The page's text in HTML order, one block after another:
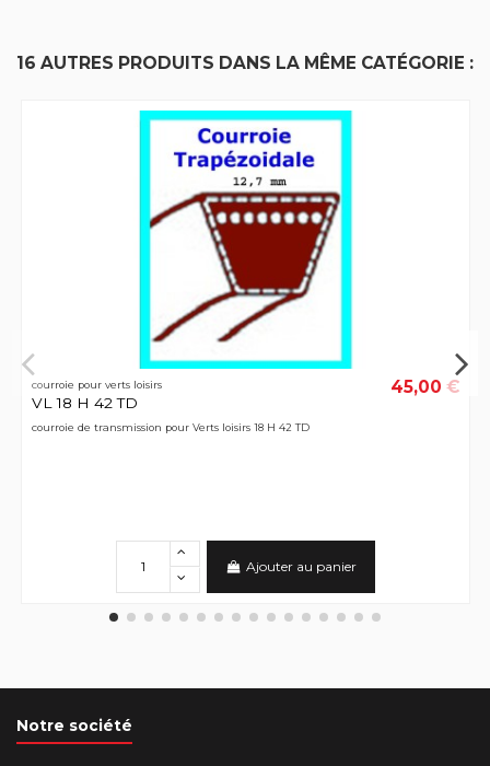
16 AUTRES PRODUITS DANS LA MÊME CATÉGORIE :
courroie pour verts loisirs
VL 18 H 42 TD
45,00 €
courroie de transmission pour Verts loisirs 18 H 42 TD
Ajouter au panier
Notre société